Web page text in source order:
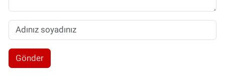
Gönder